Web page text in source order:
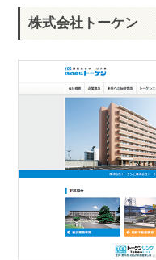
株式会社トーケン